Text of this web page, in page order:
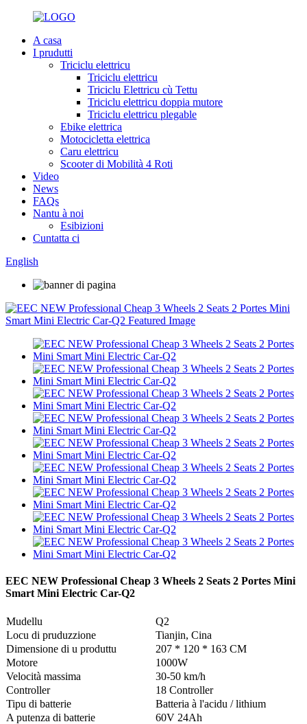
A casa
I prudutti
Triciclu elettricu
Triciclu elettricu
Triciclu Elettricu cù Tettu
Triciclu elettricu doppia mutore
Triciclu elettricu plegable
Ebike elettrica
Motocicletta elettrica
Caru elettricu
Scooter di Mobilità 4 Roti
Video
News
FAQs
Nantu à noi
Esibizioni
Cuntatta ci
English
EEC NEW Professional Cheap 3 Wheels 2 Seats 2 Portes Mini
Smart Mini Electric Car-Q2
Mudellu
Q2
Locu di pruduzzione
Tianjin, Cina
Dimensione di u produttu
207 * 120 * 163 CM
Motore
1000W
Velocità massima
30-50 km/h
Controller
18 Controller
Tipu di batterie
Batteria à l'acidu / lithium
A putenza di batterie
60V 24Ah